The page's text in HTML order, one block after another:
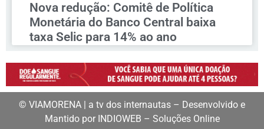
Nova redução: Comitê de Política
Monetária do Banco Central baixa
taxa Selic para 14% ao ano
© VIAMORENA | a tv dos internautas – Desenvolvido e
Mantido por INDIOWEB – Soluções Online